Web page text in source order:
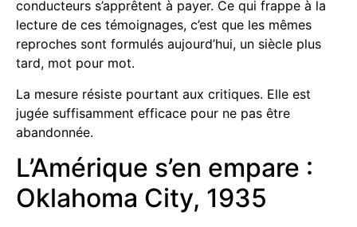
conducteurs s’apprêtent à payer. Ce qui frappe à la
lecture de ces témoignages, c’est que les mêmes
reproches sont formulés aujourd’hui, un siècle plus
tard, mot pour mot.
La mesure résiste pourtant aux critiques. Elle est
jugée suffisamment efficace pour ne pas être
abandonnée.
L’Amérique s’en empare :
Oklahoma City, 1935